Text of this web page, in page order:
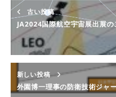
古い投稿
JA2024国際航空宇宙展出展の
新しい投稿
外園博一理事の防衛技術ジャ